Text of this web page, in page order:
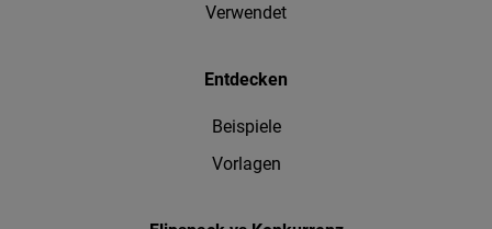
Verwendet
Entdecken
Beispiele
Vorlagen